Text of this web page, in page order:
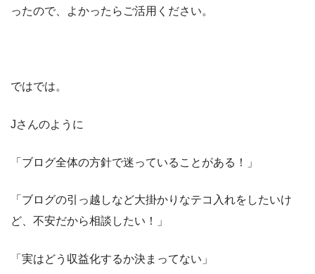
ったので、よかったらご活用ください。
ではでは。
Jさんのように
「ブログ全体の方針で迷っていることがある！」
「ブログの引っ越しなど大掛かりなテコ入れをしたいけ
ど、不安だから相談したい！」
「実はどう収益化するか決まってない」